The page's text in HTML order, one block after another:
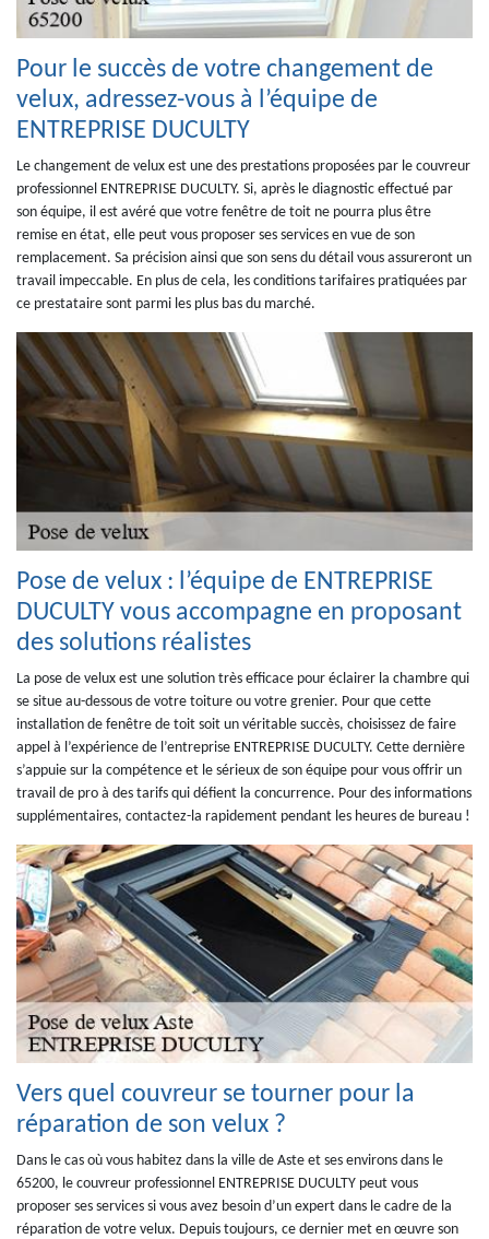
Pour le succès de votre changement de
velux, adressez-vous à l’équipe de
ENTREPRISE DUCULTY
Le changement de velux est une des prestations proposées par le couvreur
professionnel ENTREPRISE DUCULTY. Si, après le diagnostic effectué par
son équipe, il est avéré que votre fenêtre de toit ne pourra plus être
remise en état, elle peut vous proposer ses services en vue de son
remplacement. Sa précision ainsi que son sens du détail vous assureront un
travail impeccable. En plus de cela, les conditions tarifaires pratiquées par
ce prestataire sont parmi les plus bas du marché.
Pose de velux : l’équipe de ENTREPRISE
DUCULTY vous accompagne en proposant
des solutions réalistes
La pose de velux est une solution très efficace pour éclairer la chambre qui
se situe au-dessous de votre toiture ou votre grenier. Pour que cette
installation de fenêtre de toit soit un véritable succès, choisissez de faire
appel à l’expérience de l’entreprise ENTREPRISE DUCULTY. Cette dernière
s’appuie sur la compétence et le sérieux de son équipe pour vous offrir un
travail de pro à des tarifs qui défient la concurrence. Pour des informations
supplémentaires, contactez-la rapidement pendant les heures de bureau !
Vers quel couvreur se tourner pour la
réparation de son velux ?
Dans le cas où vous habitez dans la ville de Aste et ses environs dans le
65200, le couvreur professionnel ENTREPRISE DUCULTY peut vous
proposer ses services si vous avez besoin d’un expert dans le cadre de la
réparation de votre velux. Depuis toujours, ce dernier met en œuvre son